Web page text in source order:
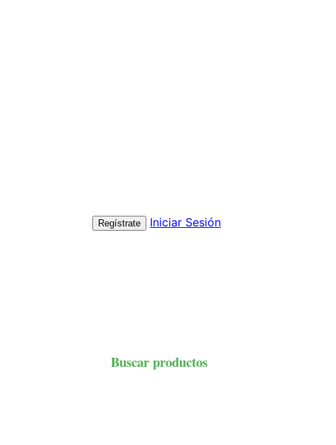
Regístrate Iniciar Sesión
Buscar productos